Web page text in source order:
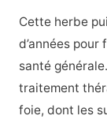
Cette herbe
d’années
santé
traitement
foie, dont les